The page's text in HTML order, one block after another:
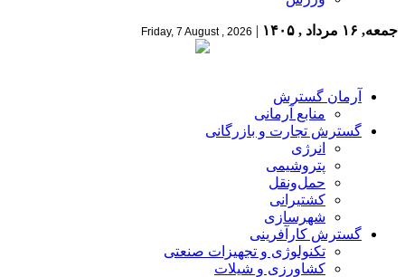
جمعه, ۱۶ مرداد , ۱۴۰۵ |
Friday, 7 August , 2026
آرمان گسترش
منابع آرمانی
گسترش تجارت و بازرگانی
انرژی
پتروشیمی
حمل‌و‌نقل
کشتیرانی
شهرسازی
گسترش کارآفرینی
تکنولوژی و تجهیزات صنعتی
کشاورزی و شیلات